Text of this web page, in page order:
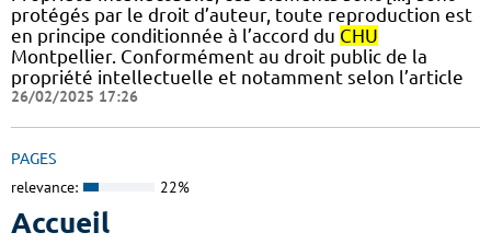
protégés par le droit d’auteur, toute reproduction est
en principe conditionnée à l’accord du CHU
Montpellier. Conformément au droit public de la
propriété intellectuelle et notamment selon l’article
26/02/2025 17:26
PAGES
relevance: 22%
Accueil